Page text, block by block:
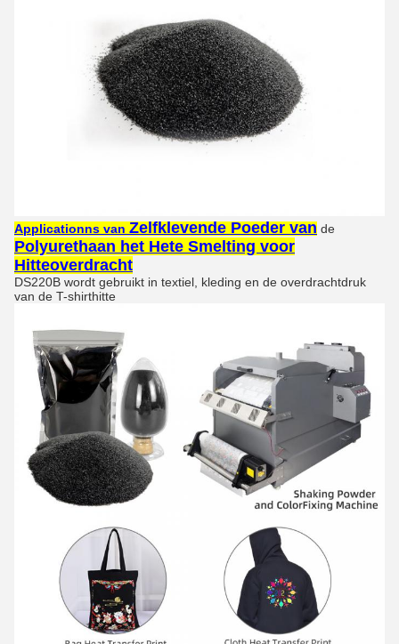
Applicationns van Zelfklevende Poeder van de
Polyurethaan het Hete Smelting voor
Hitteoverdracht
DS220B wordt gebruikt in textiel, kleding en de overdrachtdruk
van de T-shirthitte